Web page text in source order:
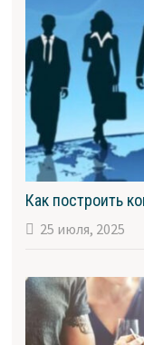
Как построить
25 июля, 2025